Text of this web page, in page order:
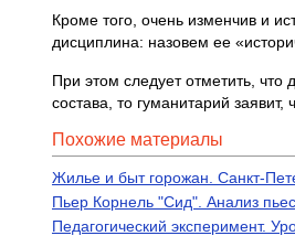
Кроме того, очень изменчив и
дисциплина: назовем ее
При этом следует отметить, что
состава, то гуманитарий заявит,
Похожие материалы
Жилье и быт горожан. Санкт-
Пьер Корнель "Сид". Анализ
Педагогический эксперимент.